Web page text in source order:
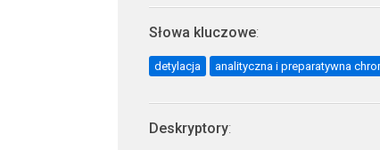
Słowa kluczowe:
detylacja analityczna i preparatywna
Deskryptory: